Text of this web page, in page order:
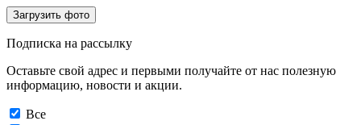
Загрузить фото
Подписка на рассылку
Оставьте свой адрес и первыми получайте от нас полезную
информацию, новости и акции.
Все